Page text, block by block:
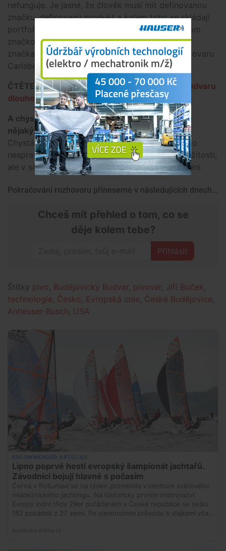
nefunguje. Je jasné, že člověk musí mít definovanou
značku, definovaný produkt a kolem toho se skládají
portfolia výrobků. To jsme vlastně udělali nejenom
značkou Pardál, ale také rozšířením sortimentu
značkami Carlsberg a Somersby z dánského pivovaru
Carlsberg.
ČTĚTE TAKÉ:Zájem o pivo z Budějovického Budvaru
dlouhodobě roste
A chystá v současné době Budějovický Budvar
nějaký nový produkt, který by stál za zmínku?
Chystá, ale já vám to neřeknu. (smích) To by bylo
nespravedlivé. Jsou rozpracované inovační záležitosti,
ale v současné době to skutečně není k uveřejnění.
Pokračování rozhovoru přineseme v následujících dnech...
Chceš mít přehled o tom, co se
děje kolem tebe?
Přihlásit
Štítky pivo Budějovický Budvar pivovar Jiří Boček
technologie Česko Evropská unie České Budějovice
Anheuser-Busch USA